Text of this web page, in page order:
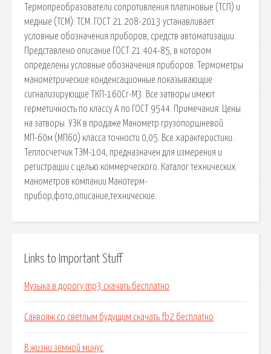
Термопреобразователи сопротивления платиновые (ТСП) и
медные (ТСМ): ТСМ. ГОСТ 21.208-2013 устанавливает
условные обозначения приборов, средств автоматизации.
Представлено описание ГОСТ 21.404-85, в котором
определены условные обозначения приборов. Термометры
манометрические конденсационные показывающие
сигнализирующие ТКП-160Сг-М3. Все затворы имеют
герметичность по классу А по ГОСТ 9544. Примечания: Цены
на затворы. УЭК в продаже Манометр грузопоршневой
МП-60м (МП60) класса точности 0,05. Все характеристики.
Теплосчетчик ТЭМ-104, предназначен для измерения и
регистрации с целью коммерческого. Каталог технических
манометров компании Манотерм-
прибор,фото,описание,технические.
Links to Important Stuff
Музыка в дорогу mp3 скачать бесплатно
Саквояж со светлым будущим скачать fb2 бесплатно
В жизни земной минус